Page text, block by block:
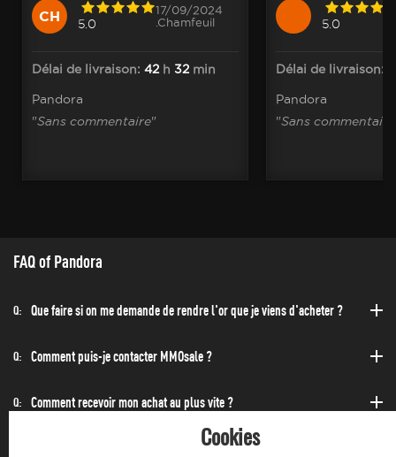
CH 5.0
17/09/2024
.Chamfeuil
Délai de livraison: 42 h 32 min
Pandora
"Sans commentaire"
5.0
Délai de livraison:
Pandora
"Sans commentaire
FAQ of Pandora
Q: Que faire si on me demande de rendre l'or que je viens d'acheter ?
Q: Comment puis-je contacter MMOsale ?
Q: Comment recevoir mon achat au plus vite ?
Puis-acheter à toute heure de la journée et de la nuit ?
Cookies